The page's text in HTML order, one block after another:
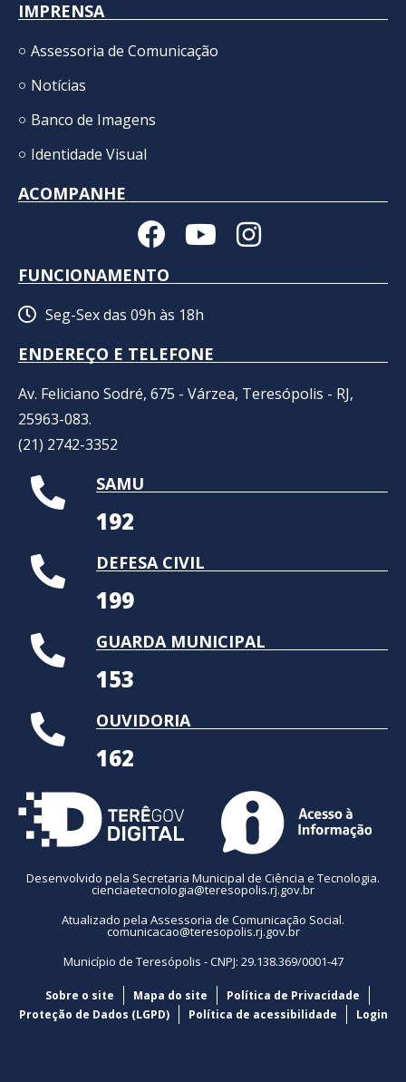
IMPRENSA
Assessoria de Comunicação
Notícias
Banco de Imagens
Identidade Visual
ACOMPANHE
FUNCIONAMENTO
Seg-Sex das 09h às 18h
ENDEREÇO E TELEFONE
Av. Feliciano Sodré, 675 - Várzea, Teresópolis - RJ,
25963-083.
(21) 2742-3352​
SAMU
192
DEFESA CIVIL
199
GUARDA MUNICIPAL
153
OUVIDORIA
162
Desenvolvido pela Secretaria Municipal de Ciência e Tecnologia.
cienciaetecnologia@teresopolis.rj.gov.br
Atualizado pela Assessoria de Comunicação Social.
comunicacao@teresopolis.rj.gov.br
Município de Teresópolis - CNPJ: 29.138.369/0001-47
Sobre o site Mapa do site
Política de Privacidade
Proteção de Dados (LGPD)
Política de acessibilidade Login